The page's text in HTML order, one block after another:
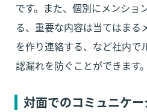
です。また、個別にメンショ
る、重要な内容は当てはまる
を作り連絡する、など社内で
認漏れを防ぐことができます。
対面でのコミュニケ